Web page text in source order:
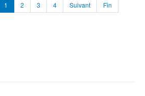
1 2 3 4 Suivant Fin